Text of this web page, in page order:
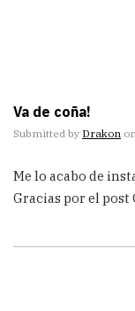
Va de coña!
Submitted by Drakon
Me lo acabo de
Gracias por el post